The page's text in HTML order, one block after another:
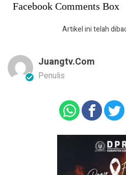
Facebook Comments Box
Artikel ini telah
Juangtv.com
Penulis